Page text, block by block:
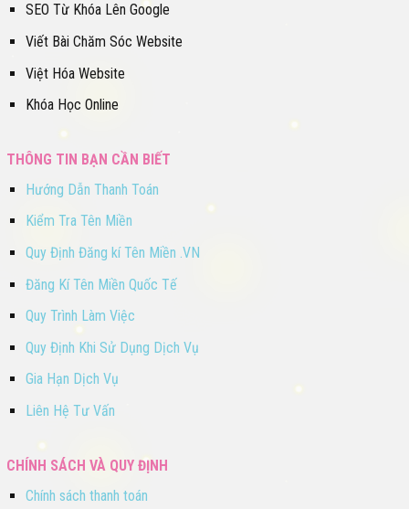
SEO Từ Khóa Lên Google
Viết Bài Chăm Sóc Website
Việt Hóa Website
Khóa Học Online
THÔNG TIN BẠN CẦN BIẾT
Hướng Dẫn Thanh Toán
Kiểm Tra Tên Miền
Quy Định Đăng kí Tên Miền .VN
Đăng Kí Tên Miền Quốc Tế
Quy Trình Làm Việc
Quy Định Khi Sử Dụng Dịch Vụ
Gia Hạn Dịch Vụ
Liên Hệ Tư Vấn
CHÍNH SÁCH VÀ QUY ĐỊNH
Chính sách thanh toán